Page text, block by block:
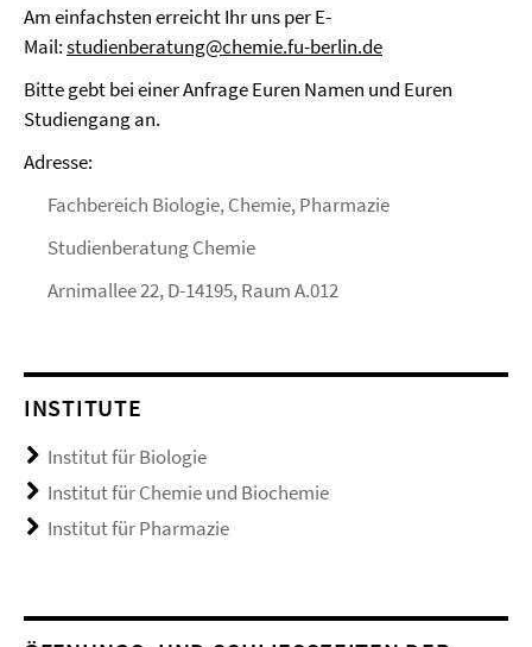
Am einfachsten erreicht Ihr uns per E-
Mail:studienberatung@chemie.fu-berlin.de
Bitte gebt bei einer Anfrage Euren Namen und Euren
Studiengang an.
Adresse:
Fachbereich Biologie, Chemie, Pharmazie
Studienberatung Chemie
Arnimallee 22, D-14195, Raum A.012
INSTITUTE
Institut für Biologie
Institut für Chemie und Biochemie
Institut für Pharmazie